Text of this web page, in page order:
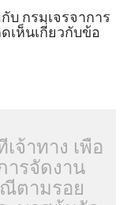
กรมเจรจาการ
เห็นเกี่ยวกับข้อ
จ้าทาง เพื่อ
ารจัดงาน
ตามรอย